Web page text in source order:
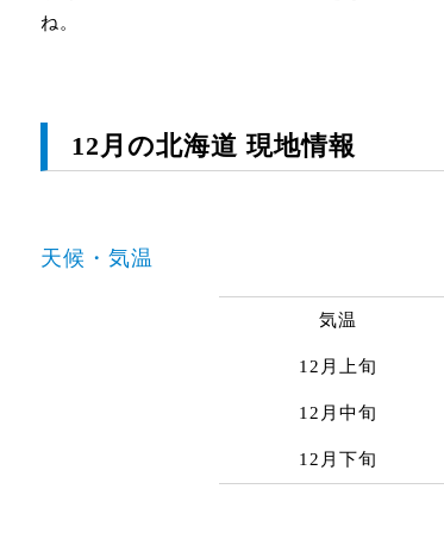
ね。
12月の北海道 現地情報
天候・気温
気温
12月上旬
12月中旬
12月下旬